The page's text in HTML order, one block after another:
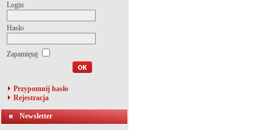
Login
Hasło
Zapamiętaj
Przypomnij hasło
Rejestracja
Newsletter